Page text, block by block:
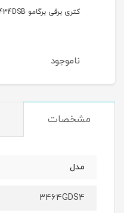
کتری برقی برگامو 2434DSB
ناموجود
مشخصات
مدل
3464GDS4